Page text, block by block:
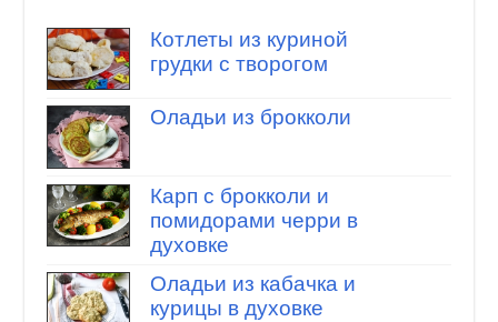
Котлеты из куриной
грудки с творогом
Оладьи из брокколи
Карп с брокколи и
помидорами черри в
духовке
Оладьи из кабачка и
курицы в духовке